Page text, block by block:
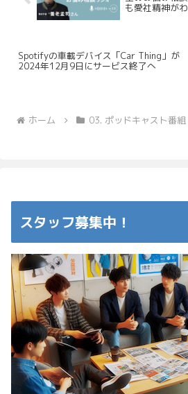
も愛社精神が
Spotifyの車載デバイス「Car Thing」が
2024年12月9日にサービス終了へ
ホーム 03. ポッドキャスト番組
スタッフ募集中！